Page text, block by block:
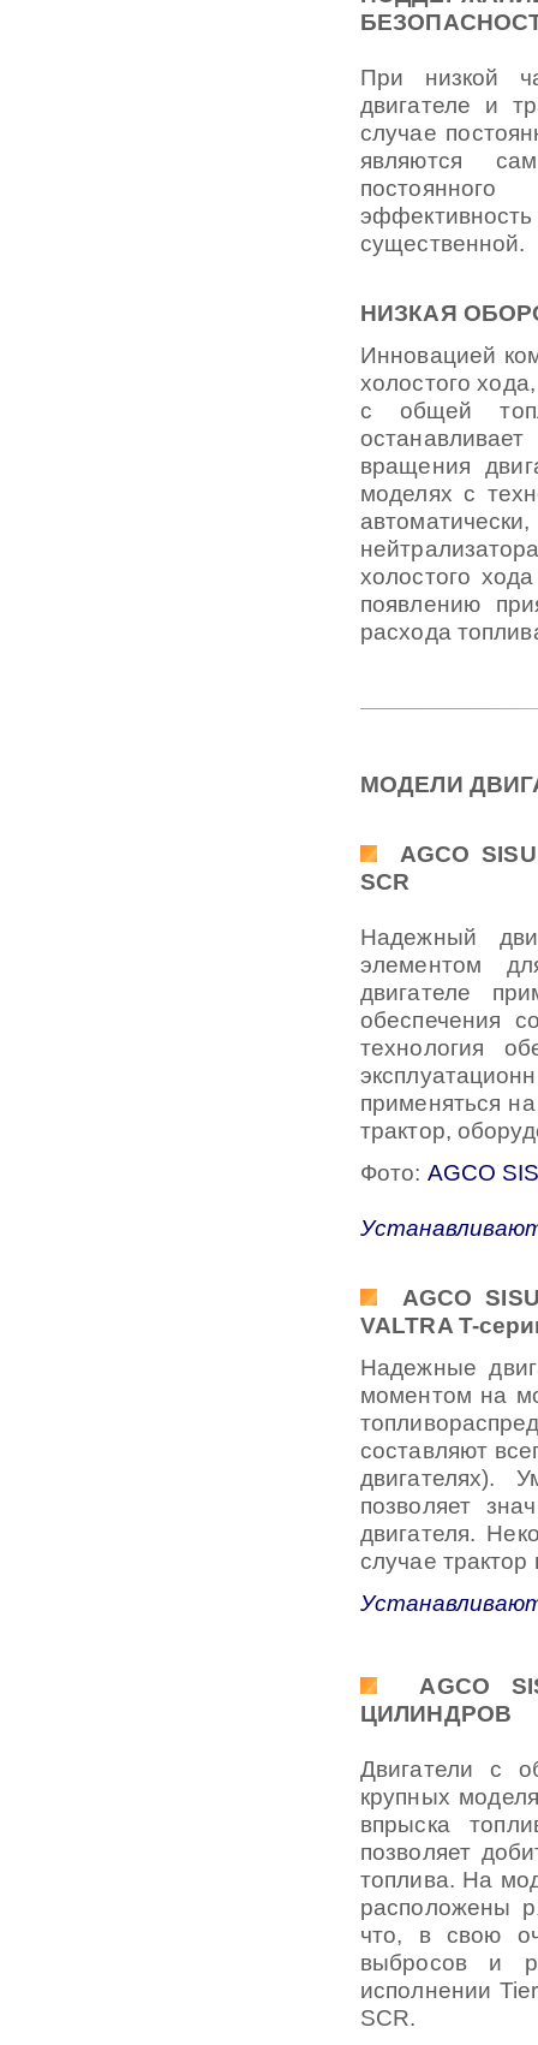
При низкой
двигателе и
случае
являются
существенной.
НИЗКАЯ
Инновацией
холостого
с общей
вращения
моделях с
холостого
появлению
расхода
МОДЕЛИ
AGCO
SCR
Надежный
элементом
двигателе
обеспечения
технология
применяться
трактор,
Фото: AGCO
AGCO
VALTRA T-
Надежные
моментом на
составляют
двигателях).
позволяет
двигателя.
случае
AGCO
ЦИЛИНДРОВ
Двигатели с
крупных
впрыска
позволяет
топлива. На
расположены
что, в свою
выбросов и
исполнении
SCR.